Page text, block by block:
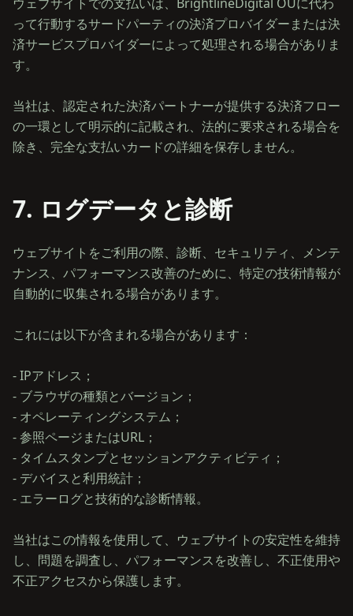
って行動するサードパーティの決済プロバイダーまたは決
済サービスプロバイダーによって処理される場合がありま
す。
当社は、認定された決済パートナーが提供する決済フロー
の一環として明示的に記載され、法的に要求される場合を
7. ログデータと診断
ウェブサイトをご利用の際、診断、セキュリティ、メンテ
ナンス、パフォーマンス改善のために、特定の技術情報が
自動的に収集される場合があります。
これには以下が含まれる場合があります：
- IPアドレス；
- ブラウザの種類とバージョン；
- オペレーティングシステム；
- 参照ページまたはURL；
- タイムスタンプとセッションアクティビティ；
- デバイスと利用統計；
- エラーログと技術的な診断情報。
当社はこの情報を使用して、ウェブサイトの安定性を維持
し、問題を調査し、パフォーマンスを改善し、不正使用や